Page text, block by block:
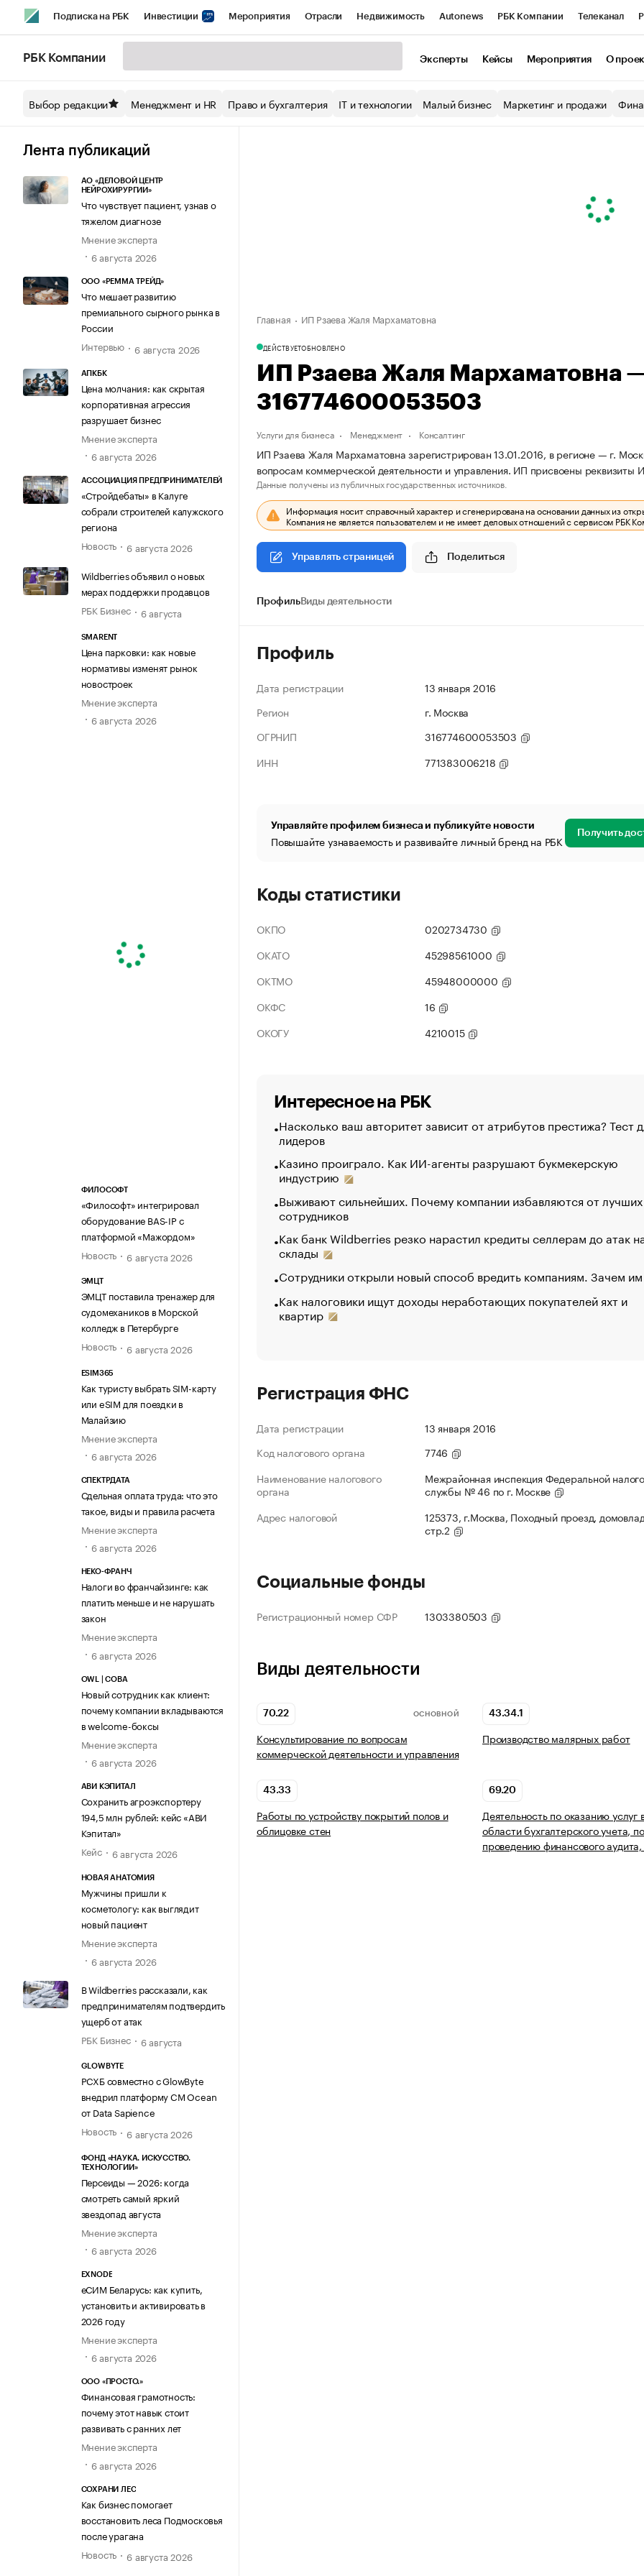
Подписка на РБК Инвестиции Мероприятия Отрасли Недвижимость Autonews РБК Компании Телеканал
Спецпроекты СПб Конференции СПб Спецпроекты Экономика Бизнес
Технологии и медиа
РБК Компании Эксперты Кейсы Мероприятия О
Выбор редакции Менеджмент и HR Право и бухгалтерия IT и технологии Малый бизнес Маркетинг и продажи
Лента публикаций
АО «ДЕЛОВОЙ ЦЕНТР
НЕЙРОХИРУРГИИ»
Что чувствует пациент, узнав о
тяжелом диагнозе
Мнение эксперта
6 августа 2026
ООО «РЕММА ТРЕЙД»
Что мешает развитию
премиального сырного рынка в
России
Интервью
6 августа 2026
АПКБК
Цена молчания: как скрытая
корпоративная агрессия
разрушает бизнес
Мнение эксперта
6 августа 2026
АССОЦИАЦИЯ ПРЕДПРИНИМАТЕЛЕЙ
«Стройдебаты» в Калуге
собрали строителей калужского
региона
Новость
6 августа 2026
Wildberries объявил о новых
мерах поддержки продавцов
РБК Бизнес
6 августа
SMARENT
Цена парковки: как новые
нормативы изменят рынок
новостроек
Мнение эксперта
6 августа 2026
ФИЛОСОФТ
«Философт» интегрировал
оборудование BAS-IP с
платформой «Мажордом»
Новость
6 августа 2026
ЭМЦТ
ЭМЦТ поставила тренажер для
судомехаников в Морской
колледж в Петербурге
Новость
6 августа 2026
ESIM365
Как туристу выбрать SIM-карту
или eSIM для поездки в
Малайзию
Мнение эксперта
6 августа 2026
СПЕКТРДАТА
Сдельная оплата труда: что это
такое, виды и правила расчета
Мнение эксперта
6 августа 2026
НЕКО-ФРАНЧ
Налоги во франчайзинге: как
платить меньше и не нарушать
закон
Мнение эксперта
6 августа 2026
OWL | СОВА
Новый сотрудник как клиент:
почему компании вкладываются
в welcome-боксы
Мнение эксперта
6 августа 2026
АВИ КЭПИТАЛ
Сохранить агроэкспортеру
194,5 млн рублей: кейс «АВИ
Кэпитал»
Кейс
6 августа 2026
НОВАЯ АНАТОМИЯ
Мужчины пришли к
косметологу: как выглядит
новый пациент
Мнение эксперта
6 августа 2026
В Wildberries рассказали, как
предпринимателям подтвердить
ущерб от атак
РБК Бизнес
6 августа
GLOWBYTE
РСХБ совместно с GlowByte
внедрил платформу CM Ocean
от Data Sapience
Новость
6 августа 2026
ФОНД «НАУКА. ИСКУССТВО.
ТЕХНОЛОГИИ»
Персеиды — 2026: когда
смотреть самый яркий
звездопад августа
Мнение эксперта
6 августа 2026
EXNODE
еСИМ Беларусь: как купить,
установить и активировать в
2026 году
Мнение эксперта
6 августа 2026
ООО «ПРОСТО.»
Финансовая грамотность:
почему этот навык стоит
развивать с ранних лет
Мнение эксперта
6 августа 2026
СОХРАНИ ЛЕС
Как бизнес помогает
восстановить леса Подмосковья
после урагана
Новость
6 августа 2026
Главная ИП Рзаева Жаля Мархаматовна
ДЕЙСТВУЕТОБНОВЛЕНО
ИП Рзаева Жаля Мархаматовна
316774600053503
Услуги для бизнеса Менеджмент Консалтинг
ИП Рзаева Жаля Мархаматовна зарегистрирован 13.01.2016, в регионе — г.
вопросам коммерческой деятельности и управления. ИП присвоены
Данные получены из публичных государственных источников.
Информация носит справочный характер и сгенерирована на основании данных из
Компания не является пользователем и не имеет деловых отношений с сервисом РБК
Управлять страницей Поделиться
ПрофильВиды деятельности
Профиль
Дата регистрации
13 января 2016
Регион
г. Москва
ОГРНИП
316774600053503
ИНН
771383006218
Управляйте профилем бизнеса и публикуйте новости
Повышайте узнаваемость и развивайте личный бренд на РБК Получить
Коды статистики
ОКПО
0202734730
ОКАТО
45298561000
ОКТМО
45948000000
ОКФС
16
ОКОГУ
4210015
Интересное на РБК
Насколько ваш авторитет зависит от атрибутов престижа? Тест
лидеров
Казино проиграло. Как ИИ-агенты разрушают букмекерскую
индустрию
Выживают сильнейших. Почему компании избавляются от лучших
сотрудников
Как банк Wildberries резко нарастил кредиты селлерам до атак
склады
Сотрудники открыли новый способ вредить компаниям. Зачем
Как налоговики ищут доходы неработающих покупателей яхт и
квартир
Регистрация ФНС
Дата регистрации
13 января 2016
Код налогового органа
7746
Наименование налогового
органа
Межрайонная инспекция Федеральной
службы № 46 по г. Москве
Адрес налоговой
125373, г.Москва, Походный проезд,
стр.2
Социальные фонды
Регистрационный номер СФР 1303380503
Виды деятельности
70.22 ОСНОВНОЙ
Консультирование по вопросам
коммерческой деятельности и управления
43.34.1
Производство малярных работ
43.33
Работы по устройству покрытий полов и
облицовке стен
69.20
Деятельность по оказанию услуг
области бухгалтерского учета, по
проведению финансового